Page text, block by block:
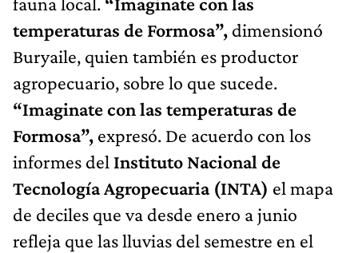
temperaturas de Formosa”, dimensionó
Buryaile, quien también es productor
agropecuario, sobre lo que sucede.
“Imaginate con las temperaturas de
Formosa”, expresó. De acuerdo con los
informes del Instituto Nacional de
Tecnología Agropecuaria (INTA) el mapa
de deciles que va desde enero a junio
refleja que las lluvias del semestre en el